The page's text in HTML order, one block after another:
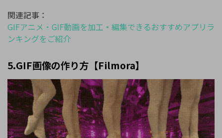
関連記事：
GIFアニメ・GIF動画を加工・編集できるおすすめアプリラ
ンキングをご紹介
5.GIF画像の作り方【Filmora】